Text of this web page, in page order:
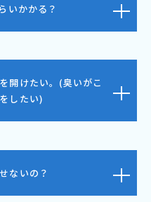
いかかる？
開けたい。(臭いがこ
したい)
ないの？